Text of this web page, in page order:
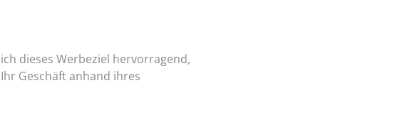
dieses Werbeziel hervorragend,
Geschäft anhand ihres